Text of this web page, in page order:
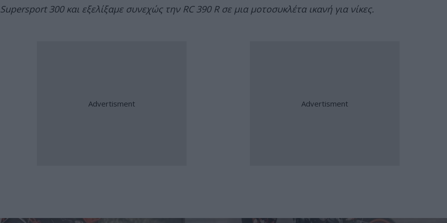
Supersport 300 και εξελίξαμε συνεχώς την RC 390 R σε μια μοτοσυκλέτα ικανή για νίκες.